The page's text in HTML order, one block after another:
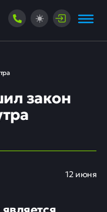
закон
12 июня